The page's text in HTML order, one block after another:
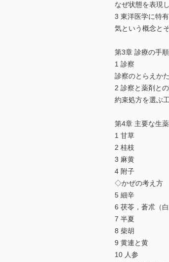
なぜ状態を表現
3 東洋医学に特
気という概念と
第3章 診療の手順
1 診察
診察のとらえか
2 診察と薬剤と
約束処方を選ぶ
第4章 主要な生
1 甘草
2 桂枝
3 麻黄
4 附子
◇かぜの考え方
5 細辛
6 茯苓，蒼朮（
7 半夏
8 柴胡
9 黄連と黄
10 人参